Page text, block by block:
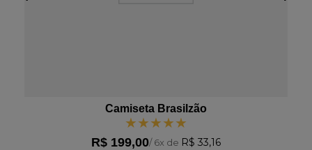
Camiseta Brasilzão
★★★★★
R$ 199,00/6x de R$ 33,16